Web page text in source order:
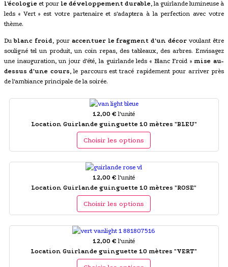
l'écologie et pour le développement durable, la guirlande lumineuse à
leds « Vert » est votre partenaire et s'adaptera à la perfection avec votre
thème.
Dublanc froid, pour accentuer le fragment d'un décor voulant être
souligné tel un produit, un coin repas, des tableaux, des arbres. Envisagez
une inauguration, un jour d'été, la guirlande leds « Blanc Froid » mise au-
dessus d'une cours, le parcours est tracé rapidement pour arriver près
de l'ambiance principale de la soirée.
12,00 € l'unité
Location Guirlande guinguette 10 mètres "BLEU"
Choisir les options
12,00 € l'unité
Location Guirlande guinguette 10 mètres "ROSE"
Choisir les options
12,00 € l'unité
Location Guirlande guinguette 10 mètres "VERT"